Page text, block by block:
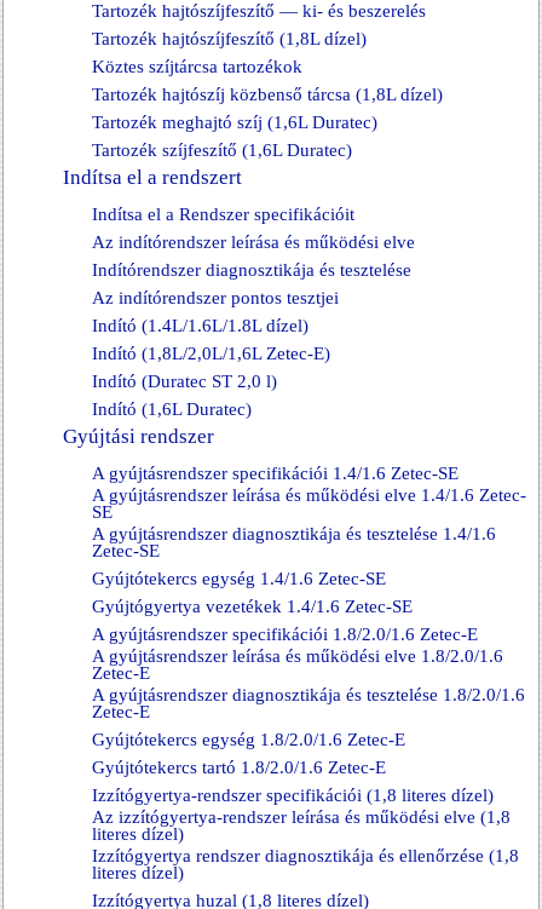
Tartozék hajtószíjfeszítő — ki- és beszerelés
Tartozék hajtószíjfeszítő (1,8L dízel)
Köztes szíjtárcsa tartozékok
Tartozék hajtószíj közbenső tárcsa (1,8L dízel)
Tartozék meghajtó szíj (1,6L Duratec)
Tartozék szíjfeszítő (1,6L Duratec)
Indítsa el a rendszert
Indítsa el a Rendszer specifikációit
Az indítórendszer leírása és működési elve
Indítórendszer diagnosztikája és tesztelése
Az indítórendszer pontos tesztjei
Indító (1.4L/1.6L/1.8L dízel)
Indító (1,8L/2,0L/1,6L Zetec-E)
Indító (Duratec ST 2,0 l)
Indító (1,6L Duratec)
Gyújtási rendszer
A gyújtásrendszer specifikációi 1.4/1.6 Zetec-SE
A gyújtásrendszer leírása és működési elve 1.4/1.6 Zetec-
SE
A gyújtásrendszer diagnosztikája és tesztelése 1.4/1.6
Zetec-SE
Gyújtótekercs egység 1.4/1.6 Zetec-SE
Gyújtógyertya vezetékek 1.4/1.6 Zetec-SE
A gyújtásrendszer specifikációi 1.8/2.0/1.6 Zetec-E
A gyújtásrendszer leírása és működési elve 1.8/2.0/1.6
Zetec-E
A gyújtásrendszer diagnosztikája és tesztelése 1.8/2.0/1.6
Zetec-E
Gyújtótekercs egység 1.8/2.0/1.6 Zetec-E
Gyújtótekercs tartó 1.8/2.0/1.6 Zetec-E
Izzítógyertya-rendszer specifikációi (1,8 literes dízel)
Az izzítógyertya-rendszer leírása és működési elve (1,8
literes dízel)
Izzítógyertya rendszer diagnosztikája és ellenőrzése (1,8
literes dízel)
Izzítógyertya huzal (1,8 literes dízel)